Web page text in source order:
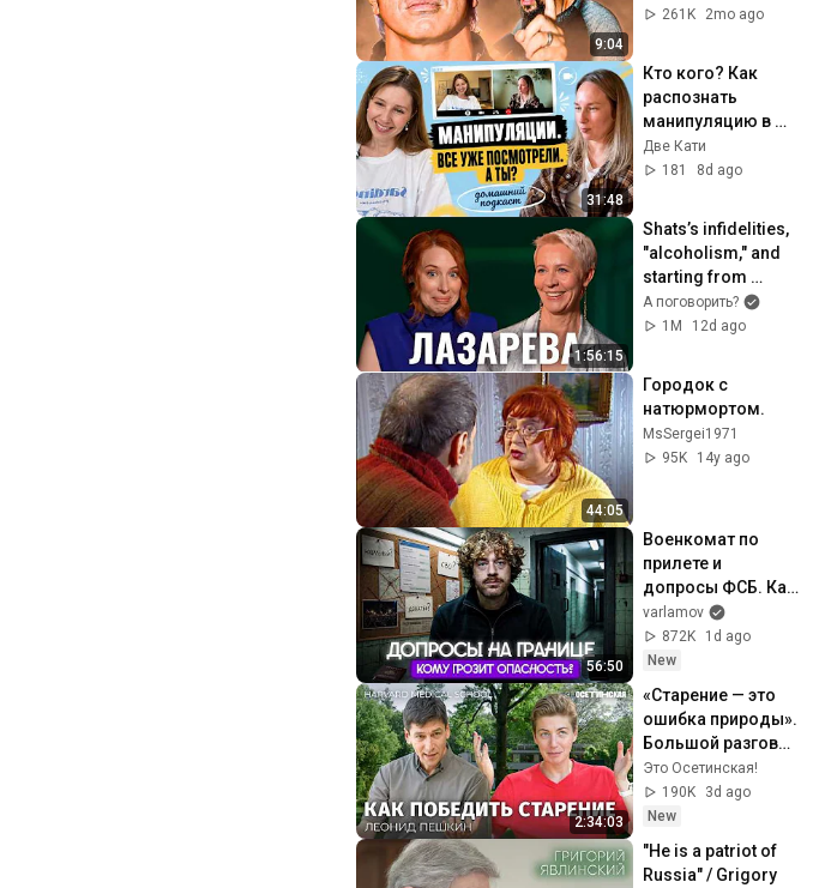
9:04
Как молоды мы
261K
2mo ago
31:48
Кто кого? Как
распознать
манипуляцию в
себе и других
Две Кати
181
8d ago
1:56:15
Shats’s infidelities,
"alcoholism," and
starting from
scratch. Tatyana
Lazareva on how
А поговорить?
1M
12d ago
44:05
Городок с
натюрмортом.
MsSergei1971
95K
14y ago
56:50
Военкомат по
прилете и
допросы ФСБ. Как
проверяют на
границе? | Советы
при возвращении
в Россию
varlamov
872K
1d ago
New
2:34:03
«Старение — это
ошибка природы».
Большой разговор
с ученым из
Гарварда
Это Осетинская!
190K
3d ago
New
"He is a patriot of
Russia" / Grigory